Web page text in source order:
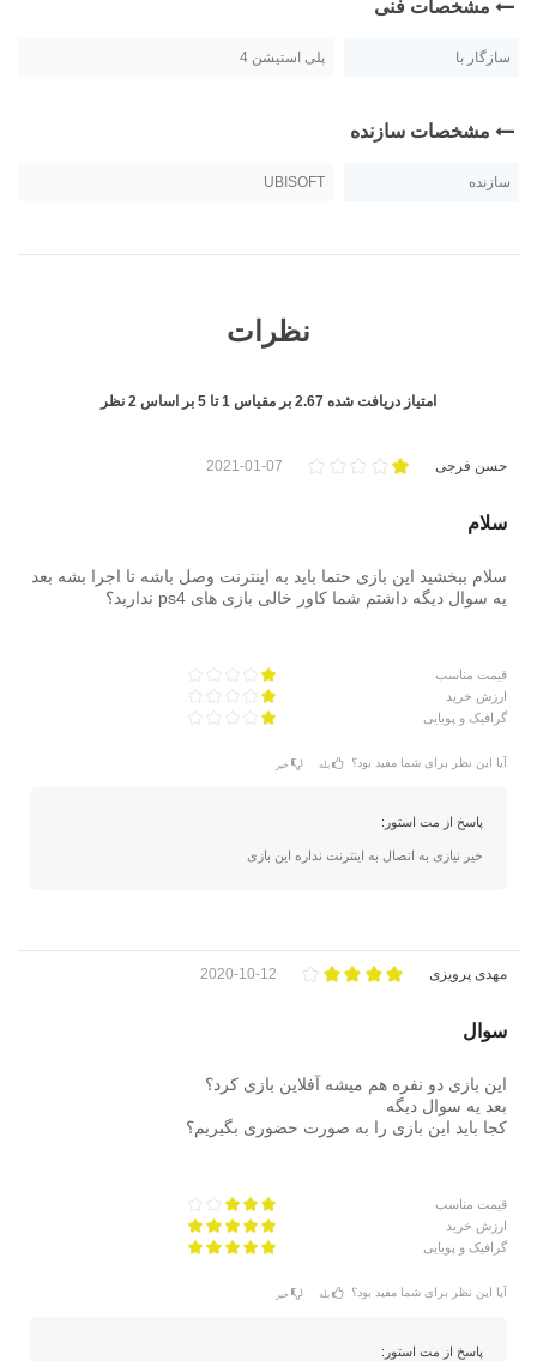
مشخصات فنی
سازگار با پلی استیشن 4
مشخصات سازنده
سازنده UBISOFT
نظرات
امتیاز دریافت شده 2.67 بر مقیاس 1تا 5 بر اساس 2 نظر
حسن فرجی 2021-01-07
سلام
سلام ببخشید این بازی حتما باید به اینترنت وصل باشه تا اجرا بشه بعد
یه سوال دیگه داشتم شما کاور خالی بازی های ps4 ندارید؟
قیمت مناسب
ارزش خرید
گرافیک و پویایی
آیا این نظر برای شما مفید بود؟ بله خیر
پاسخ از مت استور:
خیر نیازی به اتصال به اینترنت نداره این بازی
مهدی پرویزی 2020-10-12
سوال
این بازی دو نفره هم میشه آفلاين بازی کرد؟
بعد يه سوال ديگه
کجا باید این بازی را به صورت حضوری بگیریم؟
قیمت مناسب
ارزش خرید
گرافیک و پویایی
آیا این نظر برای شما مفید بود؟ بله خیر
پاسخ از مت استور: